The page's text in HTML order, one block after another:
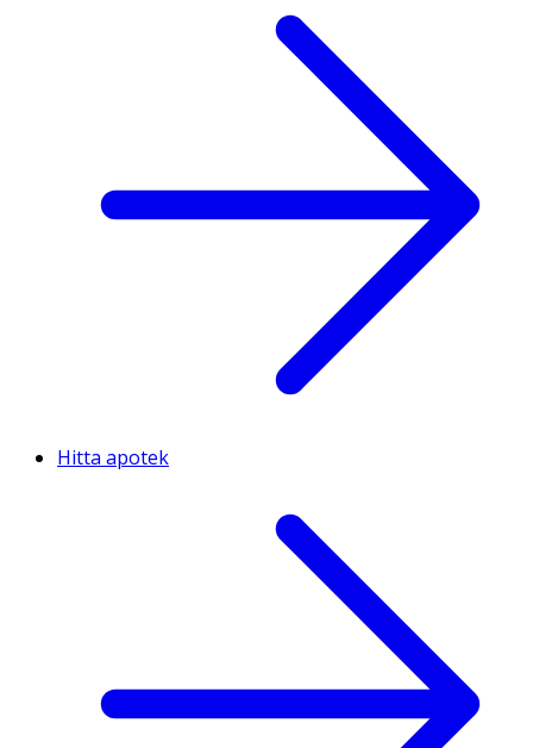
Hitta apotek